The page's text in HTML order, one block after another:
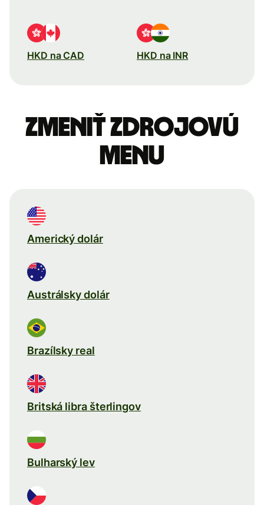
HKD na CAD HKD na INR
Zmeniť zdrojovú
menu
Americký dolár
Austrálsky dolár
Brazílsky real
Britská libra šterlingov
Bulharský lev